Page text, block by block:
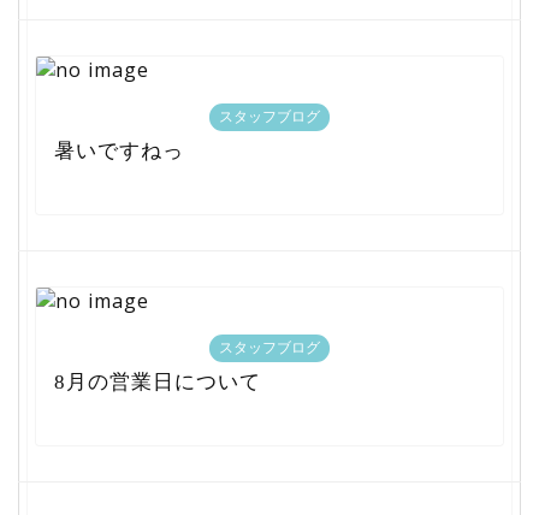
スタッフブログ
暑いですねっ
スタッフブログ
8月の営業日について